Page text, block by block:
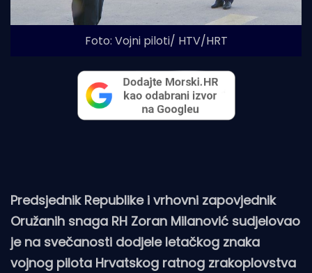
Foto: Vojni piloti/ HTV/HRT
Predsjednik Republike i vrhovni zapovjednik
Oružanih snaga RH Zoran Milanović sudjelovao
je na svečanosti dodjele letačkog znaka
vojnog pilota Hrvatskog ratnog zrakoplovstva